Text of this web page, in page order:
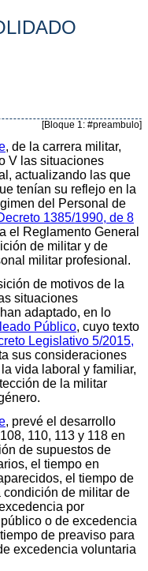
[Bloque 1: #preambulo]
, de la carrera militar,
V las situaciones
actualizando las que
tenían su reflejo en la
del Personal de
1385/1990, de 8
el Reglamento General
de militar y de
militar profesional.
de motivos de la
situaciones
adaptado, en lo
Público, cuyo texto
Legislativo 5/2015,
sus consideraciones
vida laboral y familiar,
de la militar
, prevé el desarrollo
110, 113 y 118 en
de supuestos de
el tiempo en
el tiempo de
de militar de
por
o de excedencia
de preaviso para
excedencia voluntaria